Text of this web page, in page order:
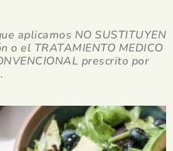
aplicamos NO SUSTITUYEN
o el TRATAMIENTO MEDICO
prescrito por